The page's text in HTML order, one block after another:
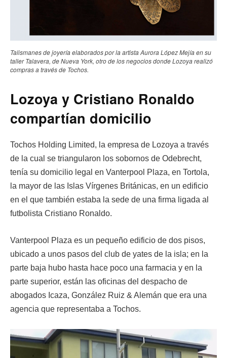
Talismanes de joyería elaborados por la artista Aurora López Mejía en su
taller Talavera, de Nueva York, otro de los negocios donde Lozoya realizó
compras a través de Tochos.
Lozoya y Cristiano Ronaldo
compartían domicilio
Tochos Holding Limited, la empresa de Lozoya a través
de la cual se triangularon los sobornos de Odebrecht,
tenía su domicilio legal en Vanterpool Plaza, en Tortola,
la mayor de las Islas Vírgenes Británicas, en un edificio
en el que también estaba la sede de una firma ligada al
futbolista Cristiano Ronaldo.
Vanterpool Plaza es un pequeño edificio de dos pisos,
ubicado a unos pasos del club de yates de la isla; en la
parte baja hubo hasta hace poco una farmacia y en la
parte superior, están las oficinas del despacho de
abogados Icaza, González Ruiz & Alemán que era una
agencia que representaba a Tochos.